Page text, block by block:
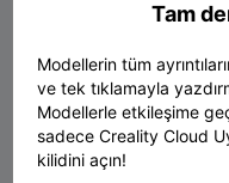
Tam
Modellerin tüm
ve tek tıklamayla
Modellerle etkileşime
sadece Creality Cloud
kilidini açın!